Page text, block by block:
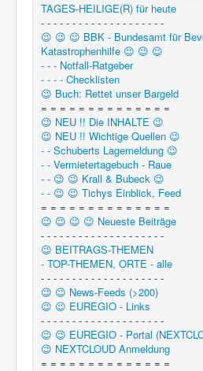
TAGES-HEILIGE(R) für heute
- - - - - - - - - - - - - - - - - - - -
😉 😉 😉 BBK - Bundesamt für
Katastrophenhilfe 😉 😉 😉
- - - Notfall-Ratgeber
- - - - Checklisten
😉 Buch: Rettet unser Bargeld
= = = = = = = = = = = = = =
😉 NEU !! Die INHALTE 😉
😉 NEU !! Wichtige Quellen 😉
- - Schuberts Lagemeldung 😉
- - Vermietertagebuch - Raue
- - 😉 😉 Krall & Bubeck 😉
- - 😉 😉 Tichys Einblick, Feed
= = = = = = = = = = = = = =
😉 😉 😉 😉 Neueste Beiträge
- - - - - - - - - - - - - - - - - - - -
😉 BEITRAGS-THEMEN
- TOP-THEMEN, ORTE - alle
- - - - - - - - - - - - - - - - - - - -
😉 😉 News-Feeds (>200)
😉 😉 EUREGIO - Links
- - - - - - - - - - - - - - - - - - - -
😉 😉 EUREGIO - Portal
😉 NEXTCLOUD Anmeldung
= = = = = = = = = = = = = =